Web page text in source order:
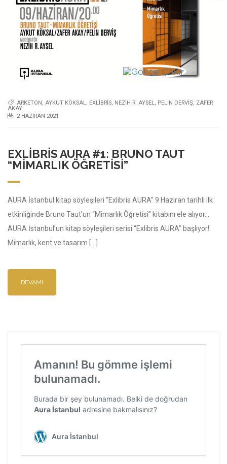
ARKETON AYKUT KÖKSAL EXLIBRIS NEZIH R. AYSEL PELIN DERVIŞ
ZAFER
AKAY
2 HAZIRAN 2021
EXLIBRIS AURA #1: BRUNO TAUT
“MIMARLIK ÖĞRETISI”
AURA İstanbul kitap söyleşileri “Exlibris AURA” 9 Haziran tarihli ilk
etkinliğinde Bruno Taut’un “Mimarlık Öğretisi” kitabını ele alıyor…
AURA İstanbul’un kitap söyleşileri serisi “Exlibris AURA” başlıyor!
Mimarlık, kent ve tasarım […]
DEVAMI